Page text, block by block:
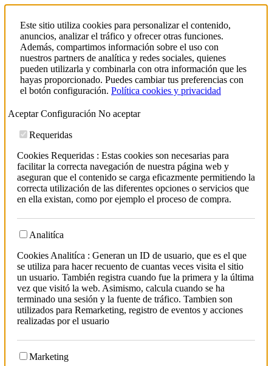
Este sitio utiliza cookies para personalizar el contenido,
anuncios, analizar el tráfico y ofrecer otras funciones.
Además, compartimos información sobre el uso con
nuestros partners de analítica y redes sociales, quienes
pueden utilizarla y combinarla con otra información que les
hayas proporcionado. Puedes cambiar tus preferencias con
el botón configuración. Política cookies y privacidad
AceptarConfiguración No aceptar
Requeridas
Cookies Requeridas : Estas cookies son necesarias para
facilitar la correcta navegación de nuestra página web y
aseguran que el contenido se carga eficazmente permitiendo la
correcta utilización de las diferentes opciones o servicios que
en ella existan, como por ejemplo el proceso de compra.
Analitíca
Cookies Analitíca : Generan un ID de usuario, que es el que
se utiliza para hacer recuento de cuantas veces visita el sitio
un usuario. También registra cuando fue la primera y la última
vez que visitó la web. Asimismo, calcula cuando se ha
terminado una sesión y la fuente de tráfico. Tambien son
utilizados para Remarketing, registro de eventos y acciones
realizadas por el usuario
Marketing